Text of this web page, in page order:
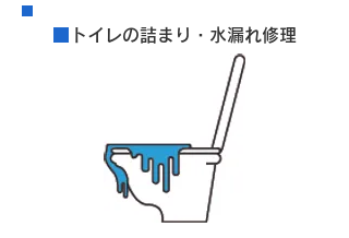
トイレの詰まり・水漏れ修理